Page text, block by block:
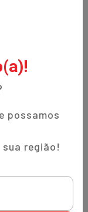
possamos
região!